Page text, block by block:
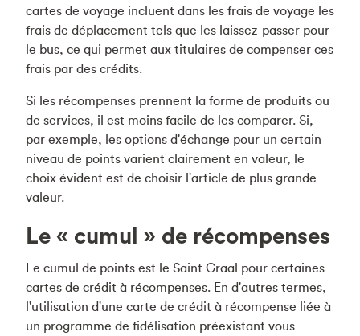
cartes de voyage incluent dans les frais de voyage les
frais de déplacement tels que les laissez-passer pour
le bus, ce qui permet aux titulaires de compenser ces
frais par des crédits.
Si les récompenses prennent la forme de produits ou
de services, il est moins facile de les comparer. Si,
par exemple, les options d'échange pour un certain
niveau de points varient clairement en valeur, le
choix évident est de choisir l'article de plus grande
valeur.
Le « cumul » de récompenses
Le cumul de points est le Saint Graal pour certaines
cartes de crédit à récompenses. En d'autres termes,
l'utilisation d'une carte de crédit à récompense liée à
un programme de fidélisation préexistant vous